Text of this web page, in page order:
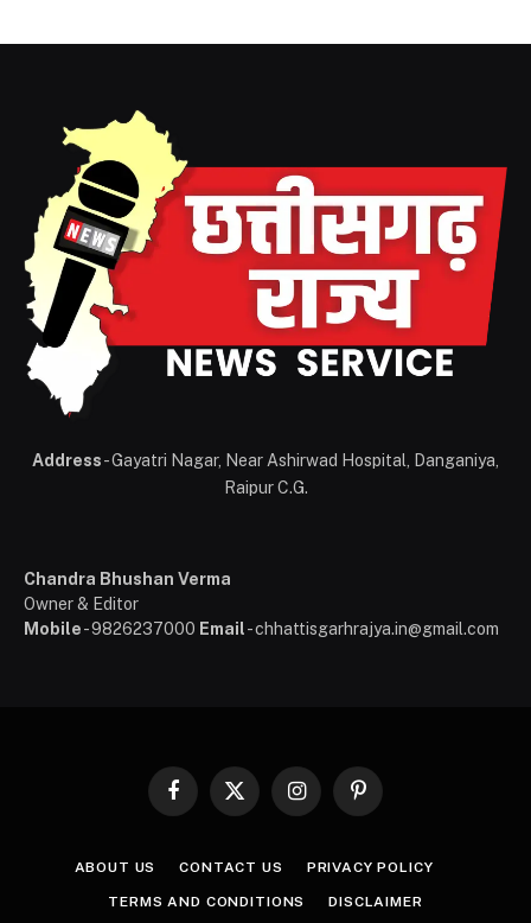
Address- Gayatri Nagar, Near Ashirwad Hospital, Danganiya,
Raipur C.G.
Chandra Bhushan Verma
Owner & Editor
Mobile- 9826237000 Email- chhattisgarhrajya.in@gmail.com
Facebook
X
InstagramPinterest
ABOUT US CONTACT US PRIVACY POLICY
TERMS AND CONDITIONS DISCLAIMER